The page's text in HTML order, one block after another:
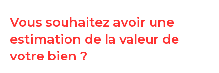
Vous souhaitez avoir une
estimation de la valeur de
votre bien ?